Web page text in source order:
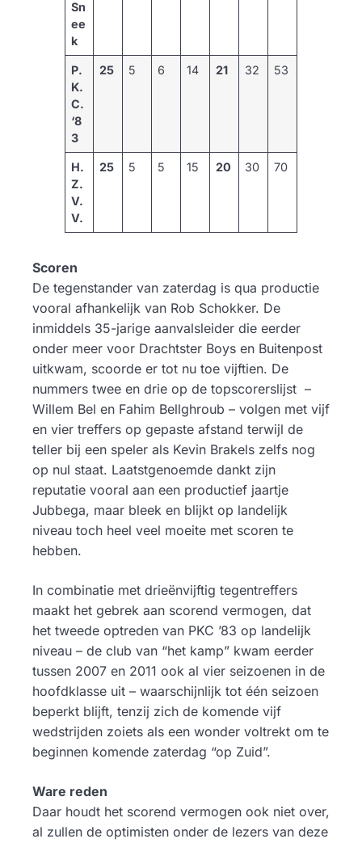
Sn
ee
k
P.
K.
C.
‘8
3
25 5 6 14 21 32 53
H.
Z.
V.
V.
25 5 5 15 20 30 70
Scoren
De tegenstander van zaterdag is qua productie
vooral afhankelijk van Rob Schokker. De
inmiddels 35-jarige aanvalsleider die eerder
onder meer voor Drachtster Boys en Buitenpost
uitkwam, scoorde er tot nu toe vijftien. De
nummers twee en drie op de topscorerslijst –
Willem Bel en Fahim Bellghroub – volgen met vijf
en vier treffers op gepaste afstand terwijl de
teller bij een speler als Kevin Brakels zelfs nog
op nul staat. Laatstgenoemde dankt zijn
reputatie vooral aan een productief jaartje
Jubbega, maar bleek en blijkt op landelijk
niveau toch heel veel moeite met scoren te
hebben.
In combinatie met drieënvijftig tegentreffers
maakt het gebrek aan scorend vermogen, dat
het tweede optreden van PKC ’83 op landelijk
niveau – de club van “het kamp” kwam eerder
tussen 2007 en 2011 ook al vier seizoenen in de
hoofdklasse uit – waarschijnlijk tot één seizoen
beperkt blijft, tenzij zich de komende vijf
wedstrijden zoiets als een wonder voltrekt om te
beginnen komende zaterdag “op Zuid”.
Ware reden
Daar houdt het scorend vermogen ook niet over,
al zullen de optimisten onder de lezers van deze